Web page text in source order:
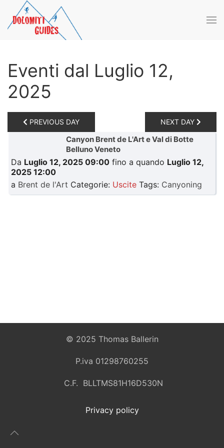
Skip to main content
Eventi dal Luglio 12,
2025
PREVIOUS DAY NEXT DAY
Canyon Brent de L'Art e Val di Botte
Belluno Veneto
Da Luglio 12, 2025 09:00 fino a quando Luglio 12,
2025 12:00
a Brent de l'Art Categorie: Uscite Tags: Canyoning
© 2025 Thomas Ballerin
P.iva 01298760255
C.F. BLLTMS81H16D530N
Privacy policy